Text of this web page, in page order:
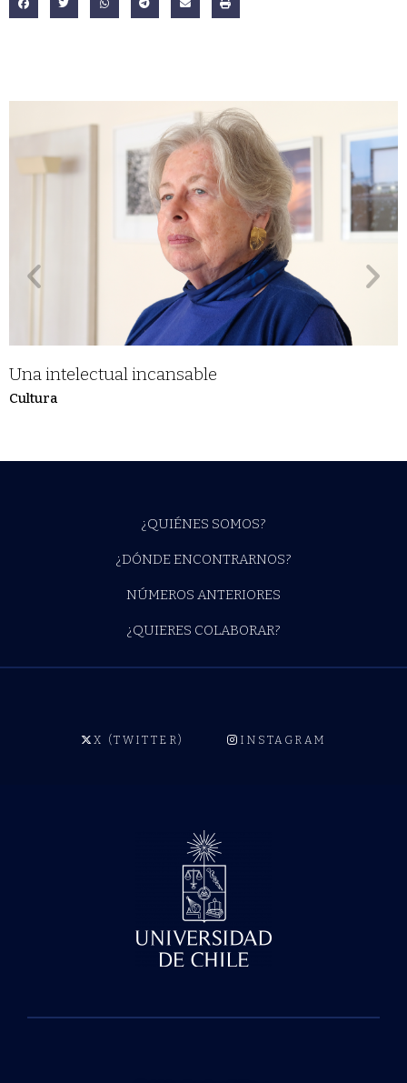
Una intelectual incansable
Cultura
¿QUIÉNES SOMOS?
¿DÓNDE ENCONTRARNOS?
NÚMEROS ANTERIORES
¿QUIERES COLABORAR?
X (TWITTER) INSTAGRAM